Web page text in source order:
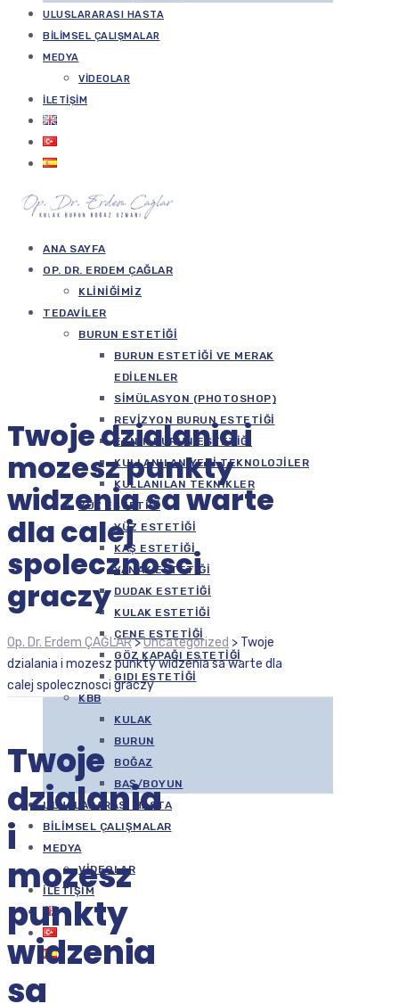
ULUSLARARASI HASTA
BILIMSEL ÇALIŞMALAR
MEDYA
VIDEOLAR
İLETIŞIM
ANA SAYFA
OP. DR. ERDEM ÇAĞLAR
KLINIĞIMIZ
TEDAVILER
BURUN ESTETIĞI
BURUN ESTETIĞI VE MERAK
EDILENLER
SIMÜLASYON (PHOTOSHOP)
REVIZYON BURUN ESTETIĞI
ETNIK BURUN ESTETIĞI
KULLANILAN YENI TEKNOLOJILER
KULLANILAN TEKNIKLER
YÜZ ESTETIĞI
YÜZ ESTETIĞI
KAŞ ESTETIĞI
YANAK ESTETIĞI
DUDAK ESTETIĞI
KULAK ESTETIĞI
ÇENE ESTETIĞI
GÖZ KAPAĞI ESTETIĞI
GIDI ESTETIĞI
KBB
KULAK
BURUN
BOĞAZ
BAŞ/BOYUN
ULUSLARARASI HASTA
BILIMSEL ÇALIŞMALAR
MEDYA
VIDEOLAR
İLETIŞIM
Twoje dzialania i
mozesz punkty
widzenia sa warte
dla calej
spolecznosci
graczy
Op. Dr. Erdem ÇAĞLAR>Uncategorized > Twoje
dzialania i mozesz punkty widzenia sa warte dla
calej spolecznosci graczy
Twoje
dzialania
i
mozesz
punkty
widzenia
sa